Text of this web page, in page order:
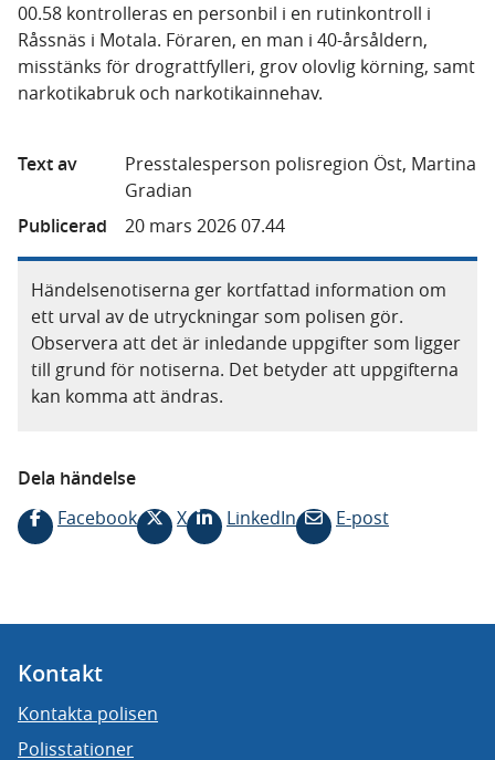
00.58 kontrolleras en personbil i en rutinkontroll i
Råssnäs i Motala. Föraren, en man i 40-årsåldern,
misstänks för drograttfylleri, grov olovlig körning, samt
narkotikabruk och narkotikainnehav.
Text av
Presstalesperson polisregion Öst, Martina
Gradian
Publicerad
20 mars 2026 07.44
Händelsenotiserna ger kortfattad information om
ett urval av de utryckningar som polisen gör.
Observera att det är inledande uppgifter som ligger
till grund för notiserna. Det betyder att uppgifterna
kan komma att ändras.
Dela händelse
Facebook
X LinkedIn E-post
Kontakt
Kontakta polisen
Polisstationer